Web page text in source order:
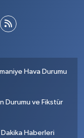
Hava Durumu
Durumu ve Fikstür
Dakika Haberleri